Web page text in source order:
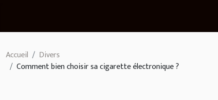
Accueil
Divers
Comment bien choisir sa cigarette électronique ?